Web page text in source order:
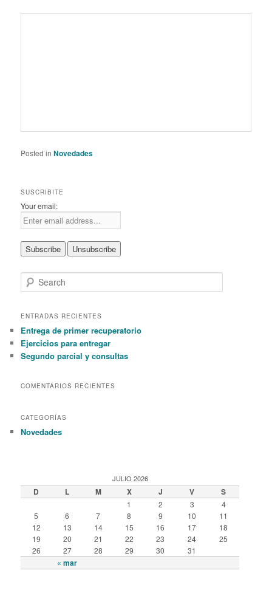
Posted in Novedades
SUSCRIBITE
Your email:
e
r
h
ENTRADAS RECIENTES
Entrega de primer recuperatorio
Ejercicios para entregar
Segundo parcial y consultas
COMENTARIOS RECIENTES
CATEGORÍAS
Novedades
JULIO 2026
D L M X J V S
« mar
1 2 3
4
5
6 7 8 9 10
11
12
13 14 15 16 17
18
19
20 21 22 23 24
25
26
27 28 29 30 31